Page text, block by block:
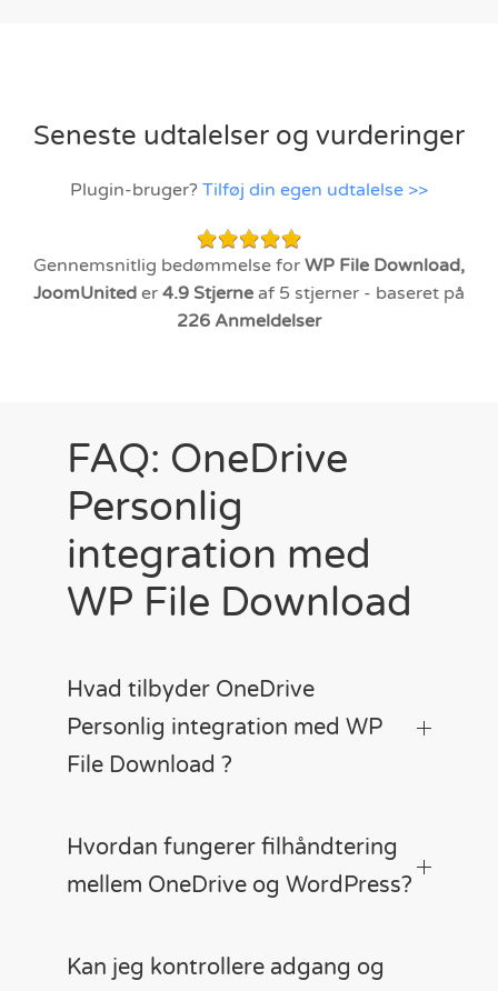
Seneste udtalelser og vurderinger
Plugin-bruger? Tilføj din egen udtalelse >>
Gennemsnitlig bedømmelse for WP File Download,
JoomUnited er 4.9 Stjerne af 5 stjerner - baseret på
226 Anmeldelser
FAQ: OneDrive
Personlig
integration med
WP File Download
Hvad tilbyder OneDrive
Personlig integration med WP
File Download ?
Hvordan fungerer filhåndtering
mellem OneDrive og WordPress?
Kan jeg kontrollere adgang og